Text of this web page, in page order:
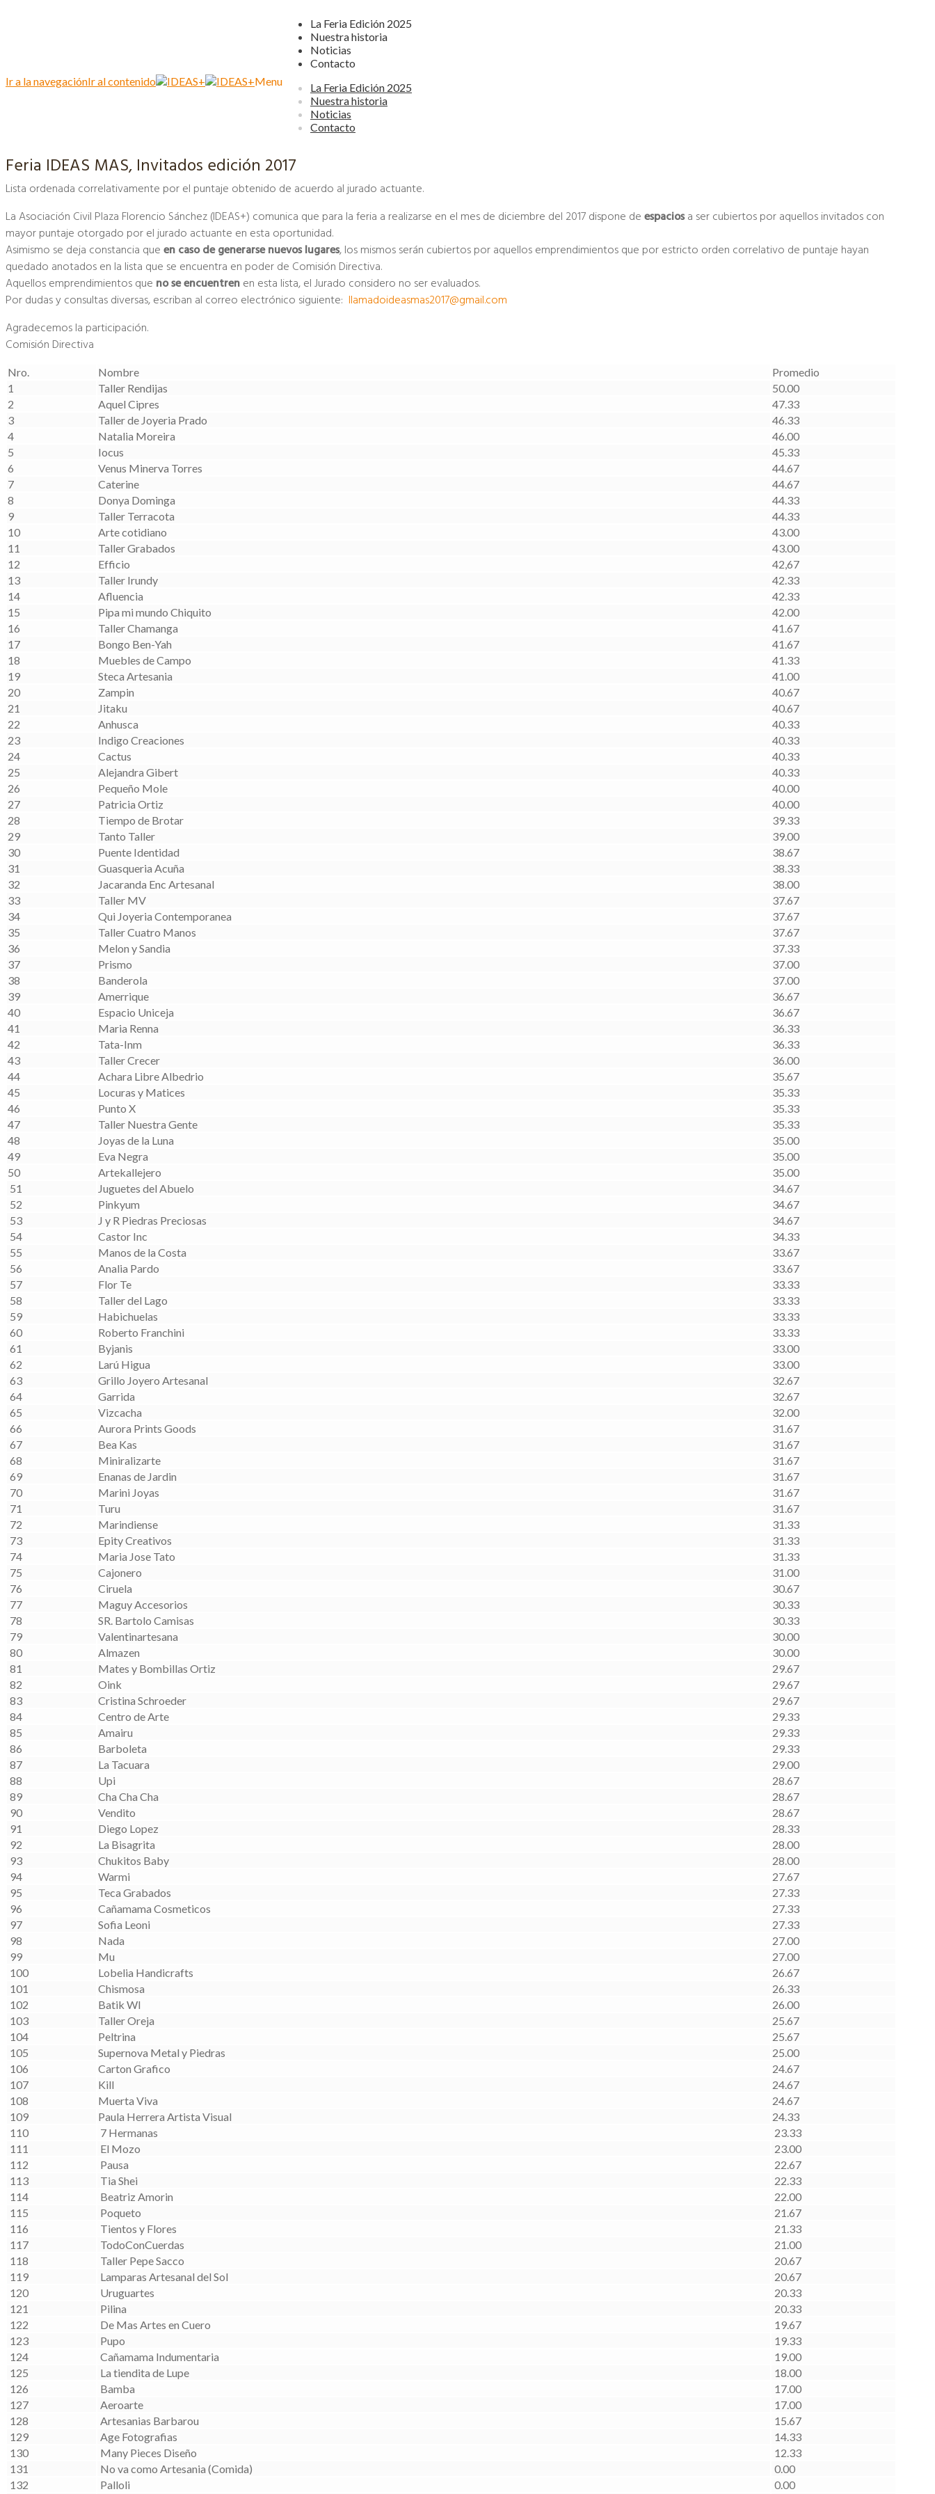
Ir a la navegaciónIr al contenido Menu
La Feria Edición 2025
Nuestra historia
Noticias
Contacto
La Feria Edición 2025
Nuestra historia
Noticias
Contacto
Feria IDEAS MAS, Invitados edición 2017
Lista ordenada correlativamente por el puntaje obtenido de acuerdo al jurado actuante.
La Asociación Civil Plaza Florencio Sánchez (IDEAS+) comunica que para la feria a realizarse en el mes de diciembre del 2017 dispone de espaciosa ser cubiertos por aquellos invitados con
mayor puntaje otorgado por el jurado actuante en esta oportunidad.
Asimismo se deja constancia que en caso de generarse nuevos lugares, los mismos serán cubiertos por aquellos emprendimientos que por estricto orden correlativo de puntaje hayan
quedado anotados en la lista que se encuentra en poder de Comisión Directiva.
Aquellos emprendimientos que no se encuentren en esta lista, el Jurado considero no ser evaluados.
Por dudas y consultas diversas, escriban al correo electrónico siguiente: llamadoideasmas2017@gmail.com
Agradecemos la participación.
Comisión Directiva
Nro. Nombre
Promedio
1
Taller Rendijas
50.00
2
Aquel Cipres
47.33
3
Taller de Joyeria Prado
46.33
4
Natalia Moreira
46.00
5
Iocus
45.33
6
Venus Minerva Torres
44.67
7
Caterine
44.67
8
Donya Dominga
44.33
9
Taller Terracota
44.33
10
Arte cotidiano
43.00
11
Taller Grabados
43.00
12
Efficio
42,67
13
Taller Irundy
42.33
14
Afluencia
42.33
15
Pipa mi mundo Chiquito
42.00
16
Taller Chamanga
41.67
17
Bongo Ben-Yah
41.67
18
Muebles de Campo
41.33
19
Steca Artesania
41.00
20
Zampin
40.67
21
Jitaku
40.67
22
Anhusca
40.33
23
Indigo Creaciones
40.33
24
Cactus
40.33
25
Alejandra Gibert
40.33
26
Pequeño Mole
40.00
27
Patricia Ortiz
40.00
28
Tiempo de Brotar
39.33
29
Tanto Taller
39.00
30
Puente Identidad
38.67
31
Guasqueria Acuña
38.33
32
Jacaranda Enc Artesanal
38.00
33
Taller MV
37.67
34
Qui Joyeria Contemporanea
37.67
35
Taller Cuatro Manos
37.67
36
Melon y Sandia
37.33
37
Prismo
37.00
38
Banderola
37.00
39
Amerrique
36.67
40
Espacio Uniceja
36.67
41
Maria Renna
36.33
42
Tata-Inm
36.33
43
Taller Crecer
36.00
44
Achara Libre Albedrio
35.67
45
Locuras y Matices
35.33
46
Punto X
35.33
47
Taller Nuestra Gente
35.33
48
Joyas de la Luna
35.00
49
Eva Negra
35.00
50
Artekallejero
35.00
51
Juguetes del Abuelo
34.67
52
Pinkyum
34.67
53
J y R Piedras Preciosas
34.67
54
Castor Inc
34.33
55
Manos de la Costa
33.67
56
Analia Pardo
33.67
57
Flor Te
33.33
58
Taller del Lago
33.33
59
Habichuelas
33.33
60
Roberto Franchini
33.33
61
Byjanis
33.00
62
Larú Higua
33.00
63
Grillo Joyero Artesanal
32.67
64
Garrida
32.67
65
Vizcacha
32.00
66
Aurora Prints Goods
31.67
67
Bea Kas
31.67
68
Miniralizarte
31.67
69
Enanas de Jardin
31.67
70
Marini Joyas
31.67
71
Turu
31.67
72
Marindiense
31.33
73
Epity Creativos
31.33
74
Maria Jose Tato
31.33
75
Cajonero
31.00
76
Ciruela
30.67
77
Maguy Accesorios
30.33
78
SR. Bartolo Camisas
30.33
79
Valentinartesana
30.00
80
Almazen
30.00
81
Mates y Bombillas Ortiz
29.67
82
Oink
29.67
83
Cristina Schroeder
29.67
84
Centro de Arte
29.33
85
Amairu
29.33
86
Barboleta
29.33
87
La Tacuara
29.00
88
Upi
28.67
89
Cha Cha Cha
28.67
90
Vendito
28.67
91
Diego Lopez
28.33
92
La Bisagrita
28.00
93
Chukitos Baby
28.00
94
Warmi
27.67
95
Teca Grabados
27.33
96
Cañamama Cosmeticos
27.33
97
Sofia Leoni
27.33
98
Nada
27.00
99
Mu
27.00
100
Lobelia Handicrafts
26.67
101
Chismosa
26.33
102
Batik WI
26.00
103
Taller Oreja
25.67
104
Peltrina
25.67
105
Supernova Metal y Piedras
25.00
106
Carton Grafico
24.67
107
Kill
24.67
108
Muerta Viva
24.67
109
Paula Herrera Artista Visual
24.33
110
7 Hermanas
23.33
111
El Mozo
23.00
112
Pausa
22.67
113
Tia Shei
22.33
114
Beatriz Amorin
22.00
115
Poqueto
21.67
116
Tientos y Flores
21.33
117
TodoConCuerdas
21.00
118
Taller Pepe Sacco
20.67
119
Lamparas Artesanal del Sol
20.67
120
Uruguartes
20.33
121
Pilina
20.33
122
De Mas Artes en Cuero
19.67
123
Pupo
19.33
124
Cañamama Indumentaria
19.00
125
La tiendita de Lupe
18.00
126
Bamba
17.00
127
Aeroarte
17.00
128
Artesanias Barbarou
15.67
129
Age Fotografias
14.33
130
Many Pieces Diseño
12.33
131
No va como Artesania (Comida)
0.00
132
Palloli 0.00